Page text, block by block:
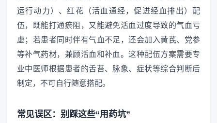
运行动力）、红花（活血通经，促进经血排出）配
伍，既能打通瘀阻，又能避免活血过度导致的气血亏
虚；若患者同时伴有气血不足，还会加入黄芪、党参
等补气药材，兼顾活血和补血。这种配伍方案需要专
业中医师根据患者的舌苔、脉象、症状等综合判断后
制定，不可自行随意搭配。
常见误区：别踩这些“用药坑”